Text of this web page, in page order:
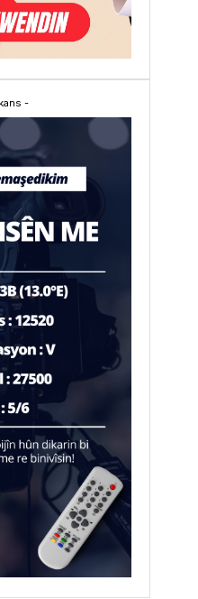
-